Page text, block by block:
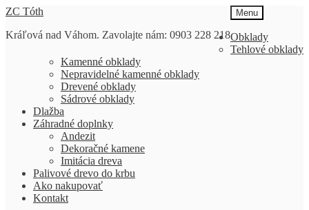
Preskočiť
navigáciu
Preskočiť
obsah
ZC Tóth
Kráľová nad Váhom. Zavolajte nám: 0903 228 218
Menu
Obklady
Tehlové obklady
Kamenné obklady
Nepravidelné kamenné obklady
Drevené obklady
Sádrové obklady
Dlažba
Záhradné doplnky
Andezit
Dekoračné kamene
Imitácia dreva
Palivové drevo do krbu
Ako nakupovať
Kontakt